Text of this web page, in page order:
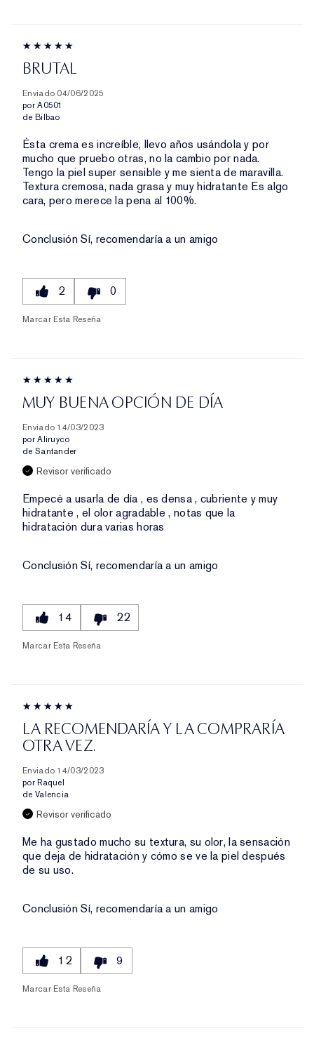
BRUTAL
Enviado 04/06/2025
por A0501
de Bilbao
Ésta crema es increíble, llevo años usándola y por
mucho que pruebo otras, no la cambio por nada.
Tengo la piel super sensible y me sienta de maravilla.
Textura cremosa, nada grasa y muy hidratante Es algo
cara, pero merece la pena al 100%.
ConclusiónSí, recomendaría a un amigo
2 0
Marcar Esta Reseña
MUY BUENA OPCIÓN DE DÍA
Enviado 14/03/2023
por Aliruyco
de Santander
Revisor verificado
Empecé a usarla de día , es densa , cubriente y muy
hidratante , el olor agradable , notas que la
hidratación dura varias horas
ConclusiónSí, recomendaría a un amigo
14 22
Marcar Esta Reseña
LA RECOMENDARÍA Y LA COMPRARÍA
OTRA VEZ.
Enviado 14/03/2023
por Raquel
de Valencia
Revisor verificado
Me ha gustado mucho su textura, su olor, la sensación
que deja de hidratación y cómo se ve la piel después
de su uso.
ConclusiónSí, recomendaría a un amigo
12 9
Marcar Esta Reseña